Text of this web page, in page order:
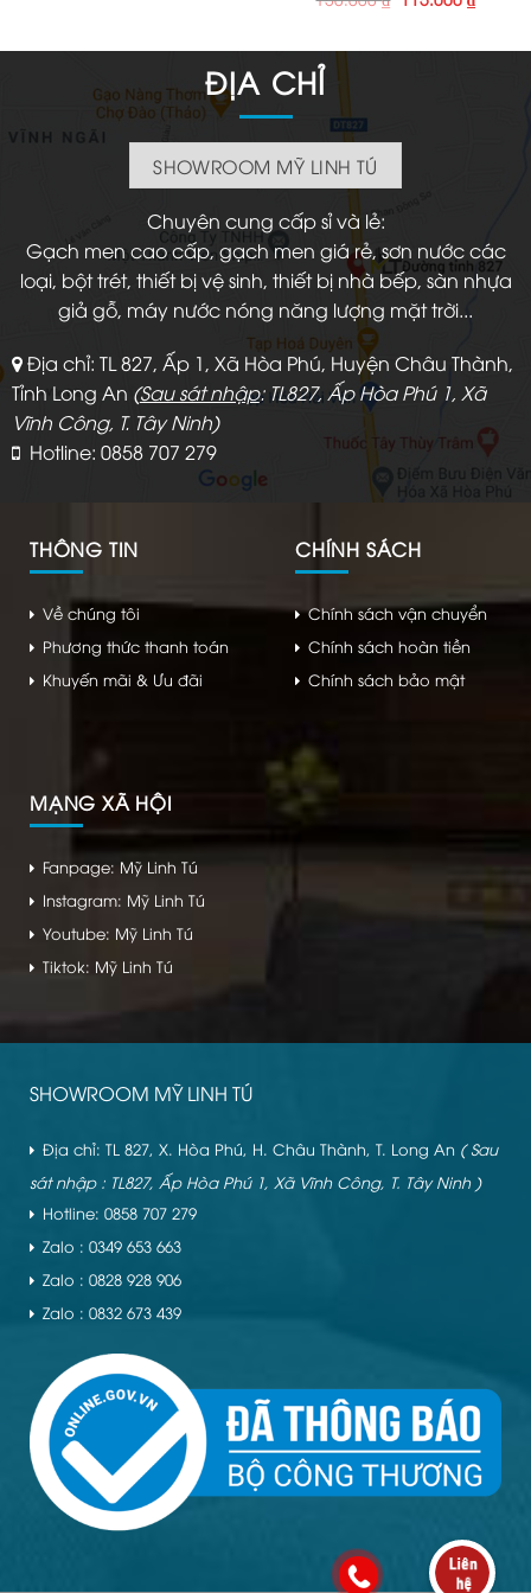
gốc hiện
ĐỊA CHỈ
SHOWROOM MỸ LINH TÚ
Chuyên cung cấp sỉ và lẻ:
Gạch men cao cấp, gạch men giá rẻ, sơn nước các
loại, bột trét, thiết bị vệ sinh, thiết bị nhà bếp, sàn nhựa
giả gỗ, máy nước nóng năng lượng mặt trời...
Địa chỉ: TL 827, Ấp 1, Xã Hòa Phú, Huyện Châu Thành,
Tỉnh Long An (Sau sát nhập: TL827, Ấp Hòa Phú 1, Xã
Vĩnh Công, T. Tây Ninh)
Hotline: 0858 707 279
THÔNG TIN
Về chúng tôi
Phương thức thanh toán
Khuyến mãi & Ưu đãi
CHÍNH SÁCH
Chính sách vận chuyển
Chính sách hoàn tiền
Chính sách bảo mật
MẠNG XÃ HỘI
Fanpage: Mỹ Linh Tú
Instagram: Mỹ Linh Tú
Youtube: Mỹ Linh Tú
Tiktok: Mỹ Linh Tú
SHOWROOM MỸ LINH TÚ
Địa chỉ: TL 827, X. Hòa Phú, H. Châu Thành, T. Long An ( Sau
sát nhập : TL827, Ấp Hòa Phú 1, Xã Vĩnh Công, T. Tây Ninh )
Hotline: 0858 707 279
Zalo : 0349 653 663
Zalo : 0828 928 906
Zalo : 0832 673 439